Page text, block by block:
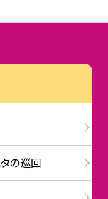
の巡回